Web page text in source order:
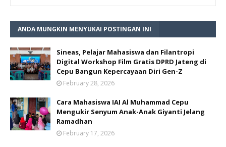
ANDA MUNGKIN MENYUKAI POSTINGAN INI
Sineas, Pelajar Mahasiswa dan Filantropi
Digital Workshop Film Gratis DPRD Jateng di
Cepu Bangun Kepercayaan Diri Gen-Z
February 28, 2026
Cara Mahasiswa IAI Al Muhammad Cepu
Mengukir Senyum Anak-Anak Giyanti Jelang
Ramadhan
February 17, 2026